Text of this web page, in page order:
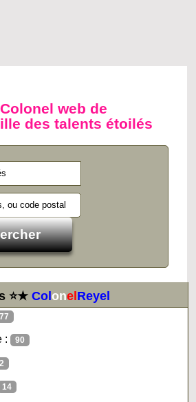
web de
des talents étoilés
⭐★ColonelReyel
: 90
14